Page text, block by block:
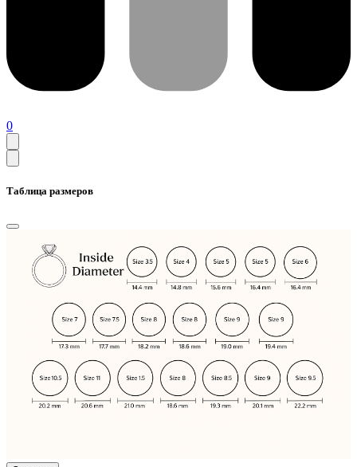
0
Таблица размеров